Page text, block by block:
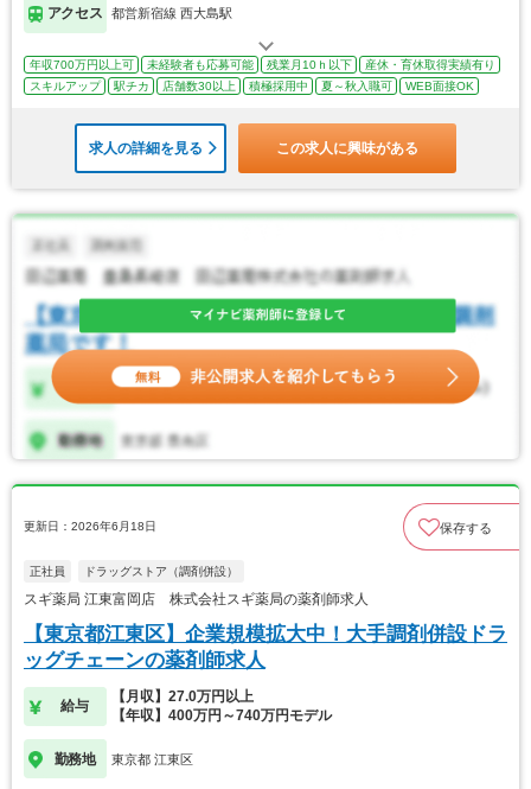
アクセス 都営新宿線 西大島駅
年収700万円以上可 未経験者も応募可能 残業月10ｈ以下
産休・育休取得実績有り
スキルアップ
駅チカ 店舗数30以上 積極採用中 夏～秋入職可 WEB面接OK
求人の詳細を見る この求人に興味がある
更新日：2026年6月18日 保存する
正社員 ドラッグストア（調剤併設）
スギ薬局 江東富岡店 株式会社スギ薬局の薬剤師求人
【東京都江東区】企業規模拡大中！大手調剤併設ドラ
ッグチェーンの薬剤師求人
給与
【月収】27.0万円以上
【年収】400万円～740万円モデル
勤務地 東京都 江東区